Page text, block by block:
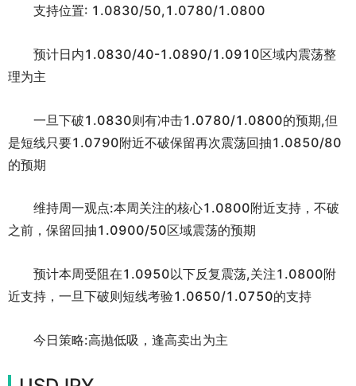
支持位置: 1.0830/50,1.0780/1.0800
预计日内1.0830/40-1.0890/1.0910区域内震荡整
理为主
一旦下破1.0830则有冲击1.0780/1.0800的预期,但
是短线只要1.0790附近不破保留再次震荡回抽1.0850/80
的预期
维持周一观点:本周关注的核心1.0800附近支持，不破
之前，保留回抽1.0900/50区域震荡的预期
预计本周受阻在1.0950以下反复震荡,关注1.0800附
近支持，一旦下破则短线考验1.0650/1.0750的支持
今日策略:高抛低吸，逢高卖出为主